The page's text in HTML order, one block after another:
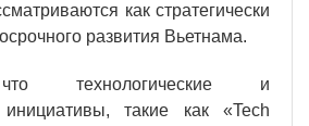
как стратегически
развития Вьетнама.
технологические и
такие как «Tech